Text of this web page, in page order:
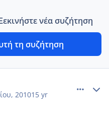
νέα συζήτηση
τη συζήτηση
201015 yr